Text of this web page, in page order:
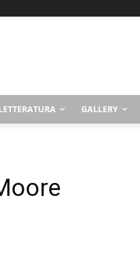
GALLERY